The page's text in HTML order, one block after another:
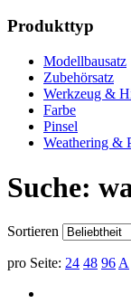
Produkttyp
Modellbausatz
Zubehörsatz
Werkzeug &
Farbe
Pinsel
Weathering &
Suche:
Sortieren
pro Seite: 24 48 96 A